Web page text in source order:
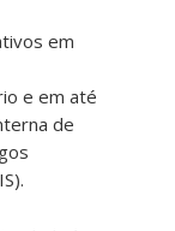
em
e em até
de